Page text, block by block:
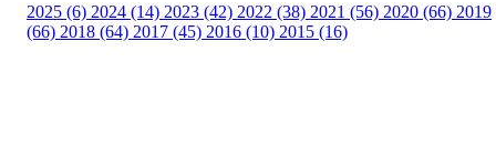
2025 (6) 2024 (14) 2023 (42) 2022 (38) 2021 (56) 2020 (66) 2019
(66) 2018 (64) 2017 (45) 2016 (10) 2015 (16)